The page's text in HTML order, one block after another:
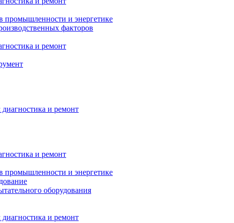
промышленности и энергетике
факторов
и ремонт
и ремонт
и ремонт
промышленности и энергетике
оборудования
и ремонт